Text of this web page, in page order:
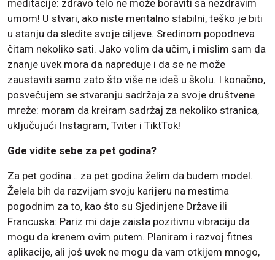
meditacije: zdravo telo ne može boraviti sa nezdravim
umom! U stvari, ako niste mentalno stabilni, teško je biti
u stanju da sledite svoje ciljeve. Sredinom popodneva
čitam nekoliko sati. Jako volim da učim, i mislim sam da
znanje uvek mora da napreduje i da se ne može
zaustaviti samo zato što više ne ideš u školu. I konačno,
posvećujem se stvaranju sadržaja za svoje društvene
mreže: moram da kreiram sadržaj za nekoliko stranica,
uključujući Instagram, Tviter i TiktTok!
Gde vidite sebe za pet godina?
Za pet godina… za pet godina želim da budem model.
Želela bih da razvijam svoju karijeru na mestima
pogodnim za to, kao što su Sjedinjene Države ili
Francuska: Pariz mi daje zaista pozitivnu vibraciju da
mogu da krenem ovim putem. Planiram i razvoj fitnes
aplikacije, ali još uvek ne mogu da vam otkijem mnogo,